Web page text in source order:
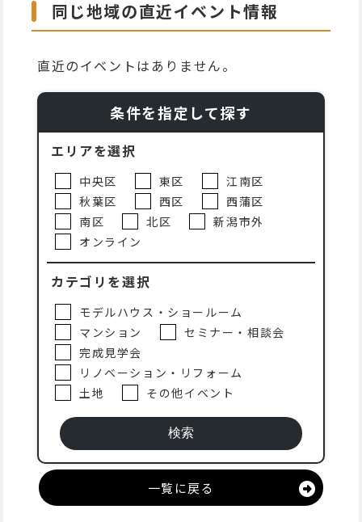
同じ地域の直近イベント情報
直近のイベントはありません。
条件を指定して探す
エリアを選択
中央区 東区
江南区
秋葉区
西区
西蒲区
南区
北区
新潟市外
オンライン
カテゴリを選択
モデルハウス・ショールーム
マンション
セミナー・相談会
完成見学会
リノベーション・リフォーム
土地
その他イベント
一覧に戻る